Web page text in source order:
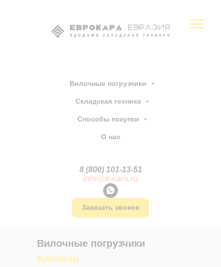
Вилочные погрузчики
Складская техника
Способы покупки
О нас
8 (800) 101-13-51
info@e-cara.ru
Заказать звонок
Вилочные погрузчики
Komatsu